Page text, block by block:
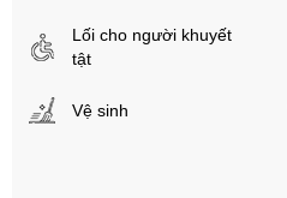
Lối cho người khuyết
tật
Vệ sinh